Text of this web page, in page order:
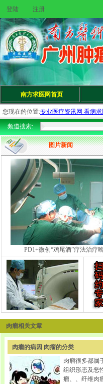
登陆 注册
南方求医网首页
您现在的位置:专业医疗资讯网 看病
频道搜索:
图片新闻
PD1+微创“鸡尾酒”疗法治疗
肉瘤相关文章
肉瘤的病因 肉瘤的分类
肉瘤很多都属
组织形态及恶
瘤、、纤维肉